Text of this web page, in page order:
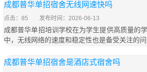
成都普华单招宿舍无线网速快吗
点击：85 发布时间：2026-06-13
成都普华单招培训学校在为学生提供高质量的
中，无线网络的速度和稳定性也是备受关注的
成都普华单招宿舍是酒店式宿舍吗